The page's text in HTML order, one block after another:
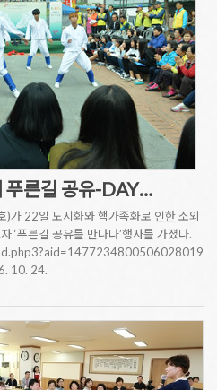
푸른길 공유-DAY…
)가 22일 도시화와 핵가족화로 인한 소외
‘푸른길 공유를 만나다’행사를 가졌다.
10. 24.